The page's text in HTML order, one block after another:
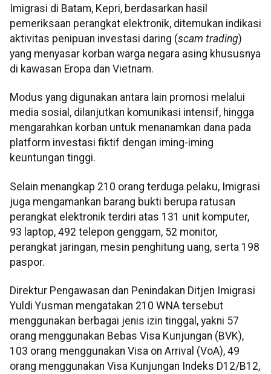
Imigrasi di Batam, Kepri, berdasarkan hasil
pemeriksaan perangkat elektronik, ditemukan indikasi
aktivitas penipuan investasi daring (scam trading)
yang menyasar korban warga negara asing khususnya
di kawasan Eropa dan Vietnam.
Modus yang digunakan antara lain promosi melalui
media sosial, dilanjutkan komunikasi intensif, hingga
mengarahkan korban untuk menanamkan dana pada
platform investasi fiktif dengan iming-iming
keuntungan tinggi.
Selain menangkap 210 orang terduga pelaku, Imigrasi
juga mengamankan barang bukti berupa ratusan
perangkat elektronik terdiri atas 131 unit komputer,
93 laptop, 492 telepon genggam, 52 monitor,
perangkat jaringan, mesin penghitung uang, serta 198
paspor.
Direktur Pengawasan dan Penindakan Ditjen Imigrasi
Yuldi Yusman mengatakan 210 WNA tersebut
menggunakan berbagai jenis izin tinggal, yakni 57
orang menggunakan Bebas Visa Kunjungan (BVK),
103 orang menggunakan Visa on Arrival (VoA), 49
orang menggunakan Visa Kunjungan Indeks D12/B12,